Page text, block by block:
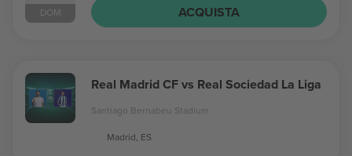
DOM
ACQUISTA
Real Madrid CF vs Real Sociedad La Liga
Santiago Bernabeu Stadium
Madrid, ES